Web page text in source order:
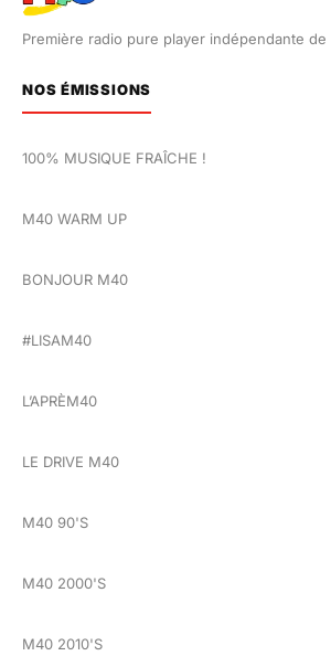
Première radio pure player indépendante de
NOS ÉMISSIONS
100% MUSIQUE FRAÎCHE !
M40 WARM UP
BONJOUR M40
#LISAM40
L’APRÈM40
LE DRIVE M40
M40 90'S
M40 2000'S
M40 2010'S